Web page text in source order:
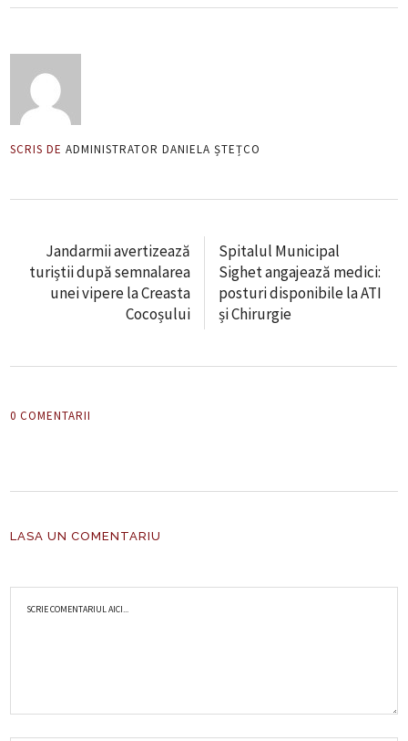
SCRIS DE ADMINISTRATOR DANIELA ȘTEȚCO
Jandarmii avertizează
turiștii după semnalarea
unei vipere la Creasta
Cocoșului
Spitalul Municipal
Sighet angajează medici:
posturi disponibile la ATI
și Chirurgie
0 COMENTARII
LASA UN COMENTARIU